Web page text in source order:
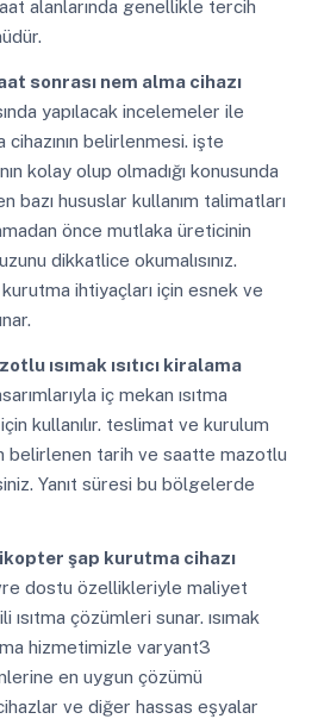
alanlarında genellikle tercih
sonrası nem alma cihazı
yapılacak incelemeler ile
belirlenmesi. işte
kolay olup olmadığı konusunda
bazı hususlar kullanım talimatları
önce mutlaka üreticinin
dikkatlice okumalısınız.
ihtiyaçları için esnek ve
ısımak ısıtıcı kiralama
iç mekan ısıtma
kullanılır. teslimat ve kurulum
belirlenen tarih ve saatte mazotlu
Yanıt süresi bu bölgelerde
şap kurutma cihazı
dostu özellikleriyle maliyet
çözümleri sunar. ısımak
hizmetimizle varyant3
en uygun çözümü
ve diğer hassas eşyalar